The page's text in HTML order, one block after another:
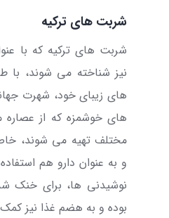
شربت های ترکیه
شربت های ترکیه که با
نیز شناخته می شوند،
های زیبای خود، شهرت
های خوشمزه که از عصاره
مختلف تهیه می شوند،
و به عنوان دارو هم
نوشیدنی ها، برای خنک
بوده و به هضم غذا نیز